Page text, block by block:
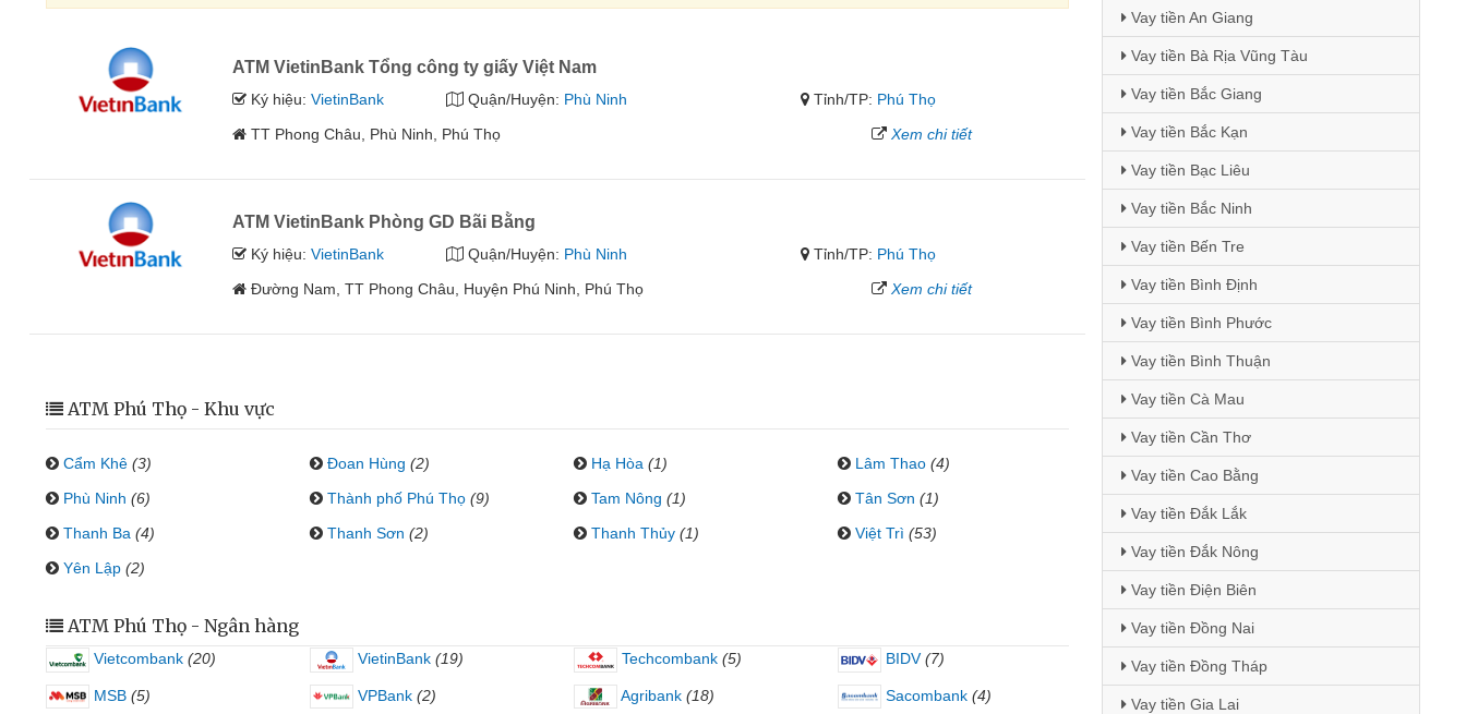
ATM VietinBank Tổng công ty giấy Việt Nam
Ký hiệu:VietinBank Quận/Huyện: Phù Ninh Tỉnh/TP: Phú Thọ
TT Phong Châu, Phù Ninh, Phú Thọ
Xem chi tiết
ATM VietinBank Phòng GD Bãi Bằng
Ký hiệu:VietinBank Quận/Huyện: Phù Ninh Tỉnh/TP: Phú Thọ
Đường Nam, TT Phong Châu, Huyện Phú Ninh, Phú Thọ
Xem chi tiết
ATM Phú Thọ - Khu vực
Cẩm Khê (3) Đoan Hùng (2) Hạ Hòa (1) Lâm Thao (4)
Phù Ninh (6) Thành phố Phú Thọ (9) Tam Nông (1) Tân Sơn (1)
Thanh Ba (4) Thanh Sơn (2) Thanh Thủy (1) Việt Trì (53)
Yên Lập (2)
ATM Phú Thọ - Ngân hàng
Vietcombank (20) VietinBank (19) Techcombank (5) BIDV (7)
MSB (5) VPBank (2) Agribank (18) Sacombank (4)
Vay tiền An Giang
Vay tiền Bà Rịa Vũng Tàu
Vay tiền Bắc Giang
Vay tiền Bắc Kạn
Vay tiền Bạc Liêu
Vay tiền Bắc Ninh
Vay tiền Bến Tre
Vay tiền Bình Định
Vay tiền Bình Phước
Vay tiền Bình Thuận
Vay tiền Cà Mau
Vay tiền Cần Thơ
Vay tiền Cao Bằng
Vay tiền Đắk Lắk
Vay tiền Đắk Nông
Vay tiền Điện Biên
Vay tiền Đồng Nai
Vay tiền Đồng Tháp
Vay tiền Gia Lai